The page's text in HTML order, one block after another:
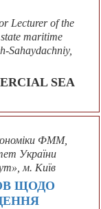
Lecturer of the
maritime
Sahaydachniy,
SEA
ФММ,
України
м. Київ
ЩОДО